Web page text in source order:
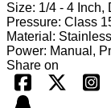
Size: 1/4 - 4 Inch,
Pressure: Class
Material:
Power: Manual,
Share on